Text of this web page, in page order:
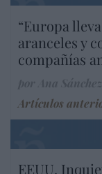
“Europa
aranceles y
compañías
Artículos
EEUU.